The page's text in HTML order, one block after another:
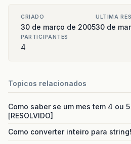
CRIADO
30 de março de 2005
ULTIMA
30 de
PARTICIPANTES
4
Topicos relacionados
Como saber se um mes tem 4 ou
[RESOLVIDO]
Como converter inteiro para string!